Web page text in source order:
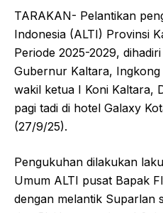
TARAKAN- Pelantikan
Indonesia (ALTI) Provinsi
Periode 2025-2029,
Gubernur Kaltara,
wakil ketua I Koni Kaltara,
pagi tadi di hotel Galaxy
(27/9/25).
Pengukuhan dilakukan
Umum ALTI pusat Bapak
dengan melantik Suparlan